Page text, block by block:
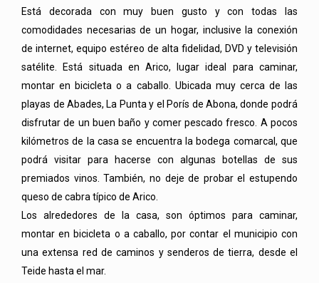
Está decorada con muy buen gusto y con todas las
comodidades necesarias de un hogar, inclusive la conexión
de internet, equipo estéreo de alta fidelidad, DVD y televisión
satélite. Está situada en Arico, lugar ideal para caminar,
montar en bicicleta o a caballo. Ubicada muy cerca de las
playas de Abades, La Punta y el Porís de Abona, donde podrá
disfrutar de un buen baño y comer pescado fresco. A pocos
kilómetros de la casa se encuentra la bodega comarcal, que
podrá visitar para hacerse con algunas botellas de sus
premiados vinos. También, no deje de probar el estupendo
queso de cabra típico de Arico.
Los alrededores de la casa, son óptimos para caminar,
montar en bicicleta o a caballo, por contar el municipio con
una extensa red de caminos y senderos de tierra, desde el
Teide hasta el mar.